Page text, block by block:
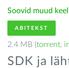
Soovid muud
ABITEKST
2.4 MB (torrent,
SDK ja